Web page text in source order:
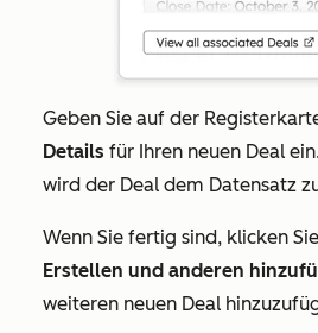
Geben Sie auf der
Details für Ihren neuen Deal
wird der Deal dem Datensatz
Wenn Sie fertig sind, klicken
Erstellen und anderen
weiteren neuen Deal